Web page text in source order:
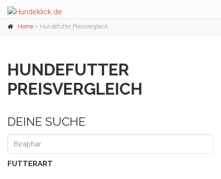
Home Hundefutter Preisvergleich
HUNDEFUTTER
PREISVERGLEICH
DEINE SUCHE
FUTTERART